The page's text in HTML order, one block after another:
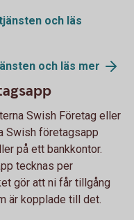
och läs
och läs mer
Swish Företag eller
Swish företagsapp
på ett bankkontor.
tecknas per
gör att ni får tillgång
är kopplade till det.